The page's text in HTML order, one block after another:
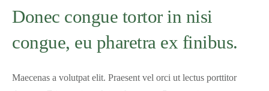
Donec congue tortor in nisi
congue, eu pharetra ex finibus.
Maecenas a volutpat elit. Praesent vel orci ut lectus porttitor